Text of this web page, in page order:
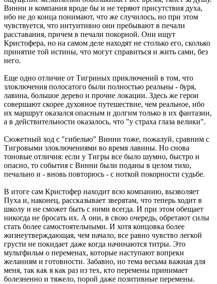
Винни и компания вроде бы и не теряют присутствия духа,
ибо не до конца понимают, что же случилось, но при этом
чувствуется, что интуитивно они пребывают в печали
расставания, причем в печали покорной. Они ищут
Кристофера, но на самом деле находят не столько его, сколько
принятие той истины, что могут справиться и жить сами, без
него.
Еще одно отличие от Тигриных приключений в том, что
злоключения полосатого были полностью реальны - буря,
лавина, большое дерево и прочие локации. Здесь же герои
совершают скорее духовное путешествие, чем реальное, ибо
их маршрут оказался опасным и долгим только в их фантазии,
а в действительности оказалось, что "у страха глаза велики".
Сюжетный ход с "гибелью" Винни тоже, пожалуй, сравним с
Тигровыми злоключениями во время лавины. Но снова
тоновые отличия: если у Тигры все было шумно, быстро и
опасно, то события с Винни были поданы в целом тихо,
печально и - вновь повторюсь - с ноткой покорности судьбе.
В итоге сам Кристофер находит всю компанию, вызволяет
Пуха и, наконец, рассказывает зверятам, что теперь ходит в
школу и не сможет быть с ними всегда. И при этом обещает
никогда не бросать их. А они, в свою очередь, обретают силы
стать более самостоятельными. И хотя концовка более
жизнеутверждающая, чем начало, все равно чувство легкой
грусти не покидает даже когда начинаются титры. Это
мультфильм о переменах, которые наступают вопреки
желаниям и готовности. Забавно, но тема весьма важная для
меня, так как я как раз из тех, кто перемены принимает
болезненно и тяжело, порой даже позитивные перемены.